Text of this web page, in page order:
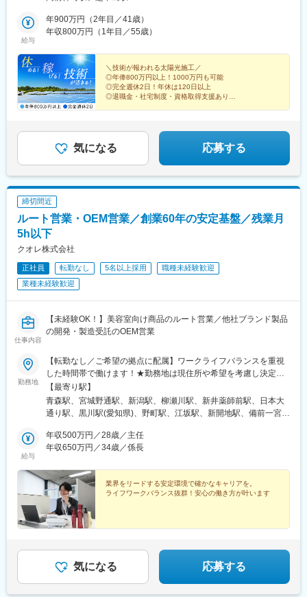
暇が取れます【本社】東京都江東区牡丹1-15-5 ポイントSTビル
6F【アクセス】・都営大江戸線／東京メトロ東西線「門前仲町
例】青森県、岩手県、宮城県、秋田県、山形県、福島県、茨城
県、栃木県、群馬県、埼玉県、千葉県、東京都、神奈川県、山梨
県
給与
年900万円（2年目／41歳）
年収800万円（1年目／55歳）
＼技術が報われる太陽光施工／
◎年俸800万円以上！1000万円も可能
◎完全週休2日！年休は120日以上
◎退職金・社宅制度・資格取得支援あり
気になる 応募する
締切間近
ルート営業・OEM営業／創業60年の安定基盤／残業月
5h以下
クオレ株式会社
正社員 転勤なし 5名以上採用
職種未経験歓迎
業種未経験歓迎
仕事内容
【未経験OK！】美容室向け商品のルート営業／他社ブランド製品
の開発・製造受託のOEM営業
勤務地
【転勤なし／ご希望の拠点に配属】ワークライフバランスを重視
した時間帯で働けます！★勤務地は現住所や希望を考慮し決定し
ます★直行直帰も可能！★時差勤務制度アリ■ルート営業【全国の
各営業所で積極採用中】住所詳細は「勤務地一覧」をご覧くださ
い。＜募集エリア（全14拠点）＞青森・仙台・新潟・埼玉・東
■OEM営業＜東京事務所＞東京都中野区新井5丁目22-8 3F※受動喫
煙対策あり：屋内禁煙
【最寄り駅】
青森駅、宮城野通駅、新潟駅、柳瀬川駅、新井薬師前駅、日本大
通り駅、黒川駅(愛知県)、野町駅、江坂駅、新開地駅、備前一宮
町駅、志賀本通駅、湊川駅、段原一丁目駅、仙台駅(地下鉄)、関内
駅、清水駅(愛知県)、湊川公園駅、猿猴橋町駅
給与
年収500万円／28歳／主任
年収650万円／34歳／係長
業界をリードする安定環境で確かなキャリアを。
ライフワークバランス抜群！安心の働き方が叶います
気になる 応募する